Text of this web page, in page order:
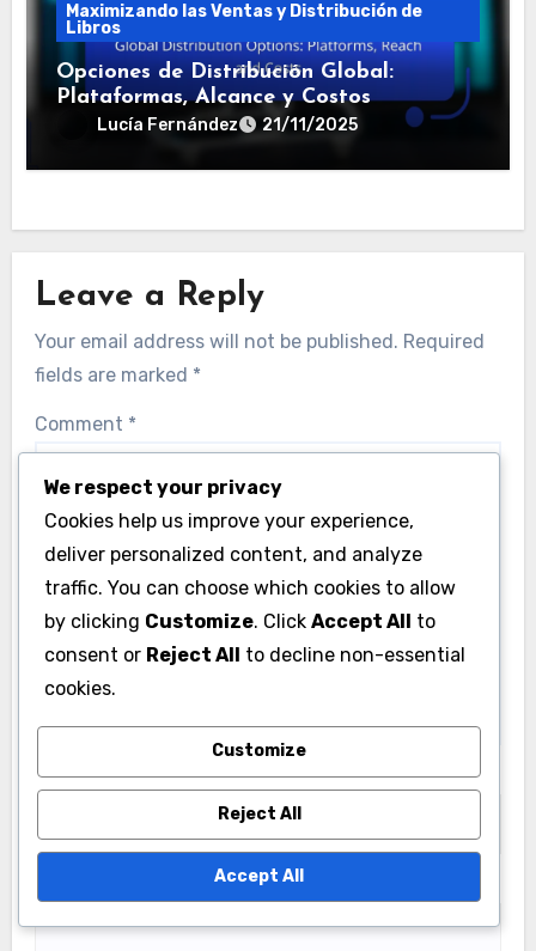
Maximizando las Ventas y Distribución de
Libros
Opciones de Distribución Global:
Plataformas, Alcance y Costos
Lucía Fernández 21/11/2025
Leave a Reply
Your email address will not be published. Required
fields are marked *
Comment *
Name*
We respect your privacy
Cookies help us improve your experience,
deliver personalized content, and analyze
traffic. You can choose which cookies to allow
by clicking Customize. Click Accept All to
consent or Reject All to decline non-essential
cookies.
Customize
Reject All
Accept All